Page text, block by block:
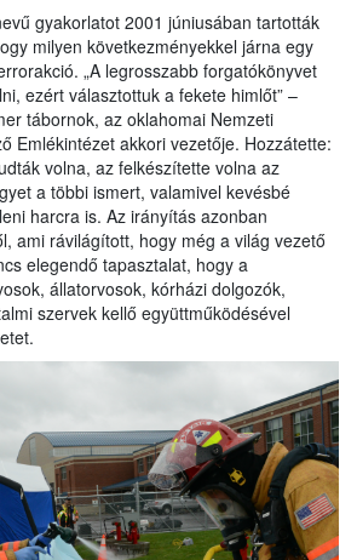
gyakorlatot 2001 júniusában tartották
milyen következményekkel járna egy
„A legrosszabb forgatókönyvet
ezért választottuk a fekete himlőt” –
tábornok, az oklahomai Nemzeti
Emlékintézet akkori vezetője. Hozzátette:
volna, az felkészítette volna az
a többi ismert, valamivel kevésbé
harcra is. Az irányítás azonban
ami rávilágított, hogy még a világ vezető
elegendő tapasztalat, hogy a
állatorvosok, kórházi dolgozók,
szervek kellő együttműködésével